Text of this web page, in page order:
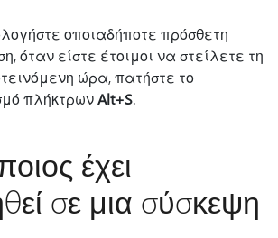
οποιαδήποτε πρόσθετη
όταν είστε έτοιμοι να στείλετε τη
ώρα, πατήστε το
πλήκτρωνAlt+S.
έχει
σε μια σύσκεψη